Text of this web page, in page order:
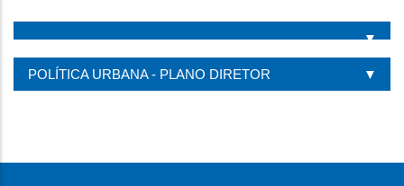
POLÍTICA URBANA - PLANO DIRETOR